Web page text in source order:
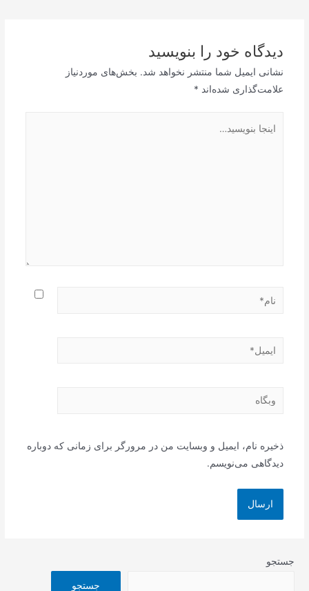
دیدگاه‌ خود را بنویسید
نشانی ایمیل شما منتشر نخواهد شد. بخش‌های موردنیاز
علامت‌گذاری شده‌اند *
بنویسید…
نام*
ایمیل*
وبگاه
ذخیره نام، ایمیل و وبسایت من در مرورگر برای زمانی که دوباره
دیدگاهی می‌نویسم.
جستجو
جستجو